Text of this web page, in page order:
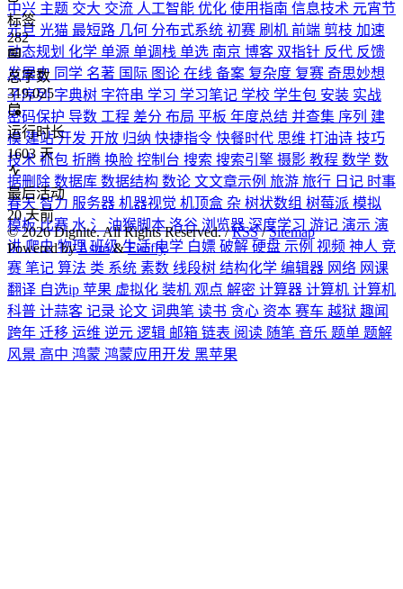
中兴 主题 交大 交流 人工智能 优化 使用指南 信息技术 元宵节
元旦 光猫 最短路 几何 分布式系统 初赛 刷机 前端 剪枝 加速
动态规划 化学 单源 单调栈 单选 南京 博客 双指针 反代 反馈
发展史 同学 名著 国际 图论 在线 备案 复杂度 复赛 奇思妙想
子序列字典树 字符串 学习 学习笔记 学校 学生包 安装 实战
密码保护 导数 工程 差分 布局 平板 年度总结 并查集 序列 建
模建站开发 开放 归纳 快捷指令 快餐时代 思维 打油诗 技巧
技术 抓包 折腾 换脸 控制台 搜索 搜索引擎 摄影 教程 数学 数
据删除 数据库 数据结构 数论 文文章示例 旅游 旅行 日记 时事
春天智力 服务器 机器视觉 机顶盒 杂 树状数组 树莓派 模拟
模板比赛 水氵油猴脚本洛谷 浏览器深度学习 游记 演示 演
讲爬虫物理班级生活电学 白嫖 破解 硬盘 示例 视频 神人 竞
赛 笔记 算法 类 系统 素数 线段树 结构化学 编辑器 网络 网课
翻译 自选ip 苹果 虚拟化 装机 观点 解密 计算器 计算机 计算机
科普 计蒜客 记录 论文 词典笔 读书 贪心 资本 赛车 越狱 趣闻
跨年 迁移 运维 逆元 逻辑 邮箱 链表 阅读 随笔 音乐 题单 题解
风景 高中 鸿蒙 鸿蒙应用开发 黑苹果
标签
282
总字数
319,025
运行时长
1603 天
最后活动
20 天前
©2026Dignite. All Rights Reserved. /RSS/Sitemap
Powered byAstro&Firefly